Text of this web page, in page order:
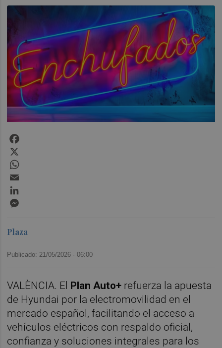
Plaza
Publicado: 21/05/2026 ·06:00
VALÈNCIA. El Plan Auto+ refuerza la apuesta
de Hyundai por la electromovilidad en el
mercado español, facilitando el acceso a
vehículos eléctricos con respaldo oficial,
confianza y soluciones integrales para los